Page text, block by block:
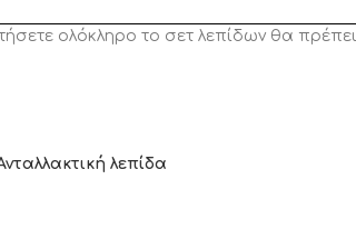
ολόκληρο το σετ λεπίδων θα
λεπίδα